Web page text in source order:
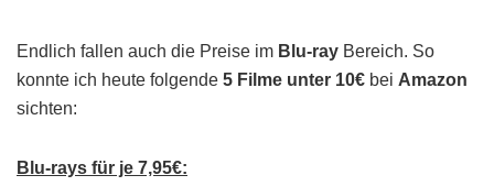
Endlich fallen auch die Preise im Blu-ray Bereich. So
konnte ich heute folgende 5 Filme unter 10€ bei Amazon
sichten:
Blu-rays für je 7,95€: